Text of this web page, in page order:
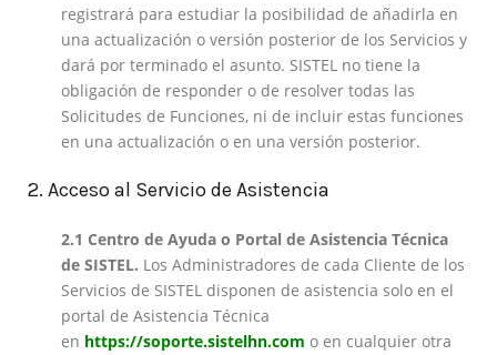
registrará para estudiar la posibilidad de añadirla en
una actualización o versión posterior de los Servicios y
dará por terminado el asunto. SISTEL no tiene la
obligación de responder o de resolver todas las
Solicitudes de Funciones, ni de incluir estas funciones
en una actualización o en una versión posterior.
2. Acceso al Servicio de Asistencia
2.1 Centro de Ayuda o Portal de Asistencia Técnica
de SISTEL. Los Administradores de cada Cliente de los
Servicios de SISTEL disponen de asistencia solo en el
portal de Asistencia Técnica
en https://soporte.sistelhn.com o en cualquier otra